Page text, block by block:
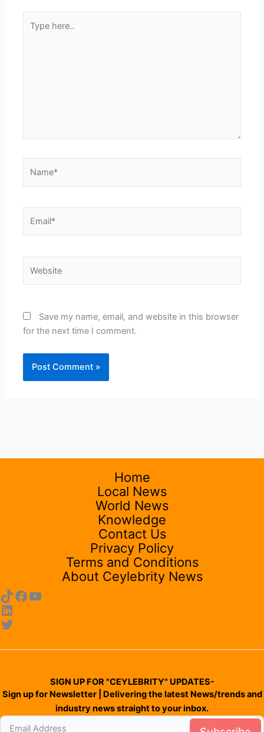
here..
Save my name, email, and website in this browser
for the next time I comment.
Home
Local News
World News
Knowledge
Contact Us
Privacy Policy
Terms and Conditions
About Ceylebrity News
SIGN UP FOR "CEYLEBRITY" UPDATES-
Sign up for Newsletter | Delivering the latest News/trends and
industry news straight to your inbox.